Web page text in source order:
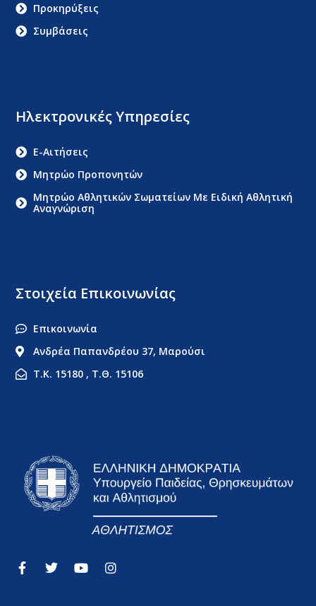
Στοιχεία Επικοινωνίας
Επικοινωνία
Ανδρέα Παπανδρέου 37, Μαρούσι
Τ.Κ. 15180 , Τ.Θ. 15106
Ηλεκτρονικές Υπηρεσίες
E-Αιτήσεις
Μητρώο Προπονητών
Μητρώο Αθλητικών Σωματείων Με Ειδική Αθλητική
Αναγνώριση
Προκηρύξεις
Συμβάσεις